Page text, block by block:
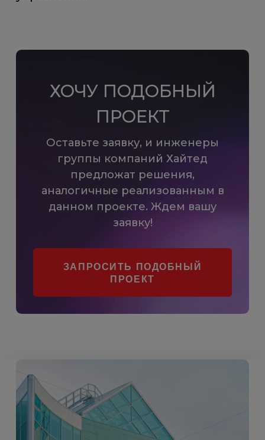
ХОЧУ ПОДОБНЫЙ
ПРОЕКТ
Оставьте заявку, и инженеры
группы компаний Хайтед
предложат решения,
аналогичные реализованным в
данном проекте. Ждем вашу
заявку!
ЗАПРОСИТЬ ПОДОБНЫЙ
ПРОЕКТ